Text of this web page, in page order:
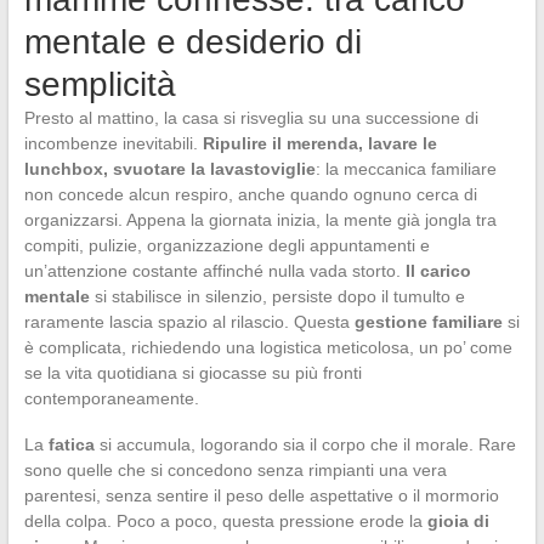
mentale e desiderio di
semplicità
Presto al mattino, la casa si risveglia su una successione di
incombenze inevitabili. Ripulire il merenda, lavare le
lunchbox, svuotare la lavastoviglie: la meccanica familiare
non concede alcun respiro, anche quando ognuno cerca di
organizzarsi. Appena la giornata inizia, la mente già jongla tra
compiti, pulizie, organizzazione degli appuntamenti e
un’attenzione costante affinché nulla vada storto. Il carico
mentalesi stabilisce in silenzio, persiste dopo il tumulto e
raramente lascia spazio al rilascio. Questa gestione familiaresi
è complicata, richiedendo una logistica meticolosa, un po’ come
se la vita quotidiana si giocasse su più fronti
contemporaneamente.
La faticasi accumula, logorando sia il corpo che il morale. Rare
sono quelle che si concedono senza rimpianti una vera
parentesi, senza sentire il peso delle aspettative o il mormorio
della colpa. Poco a poco, questa pressione erode la gioia di